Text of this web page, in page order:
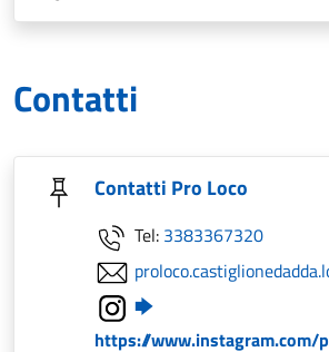
Contatti
Contatti Pro Loco
Tel: 3383367320
https://www.instagram.com/